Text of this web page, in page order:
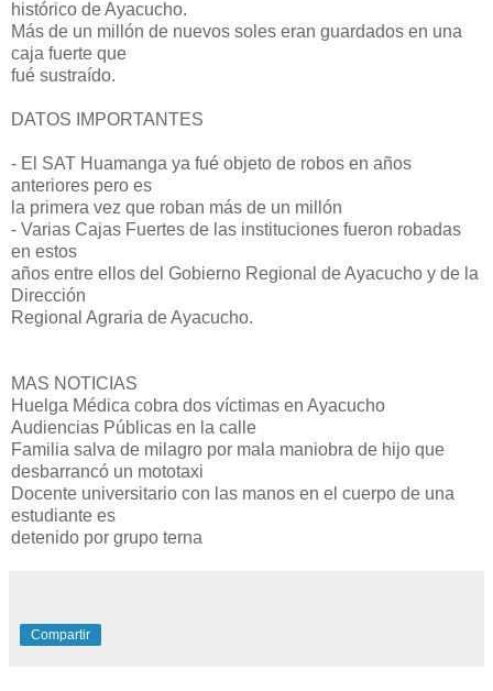
histórico de Ayacucho.
Más de un millón de nuevos soles eran guardados en una
caja fuerte que
fué sustraído.
DATOS IMPORTANTES
- El SAT Huamanga ya fué objeto de robos en años
anteriores pero es
la primera vez que roban más de un millón
- Varias Cajas Fuertes de las instituciones fueron robadas
en estos
años entre ellos del Gobierno Regional de Ayacucho y de la
Dirección
Regional Agraria de Ayacucho.
MAS NOTICIAS
Huelga Médica cobra dos víctimas en Ayacucho
Audiencias Públicas en la calle
Familia salva de milagro por mala maniobra de hijo que
desbarrancó un mototaxi
Docente universitario con las manos en el cuerpo de una
estudiante es
detenido por grupo terna
Compartir